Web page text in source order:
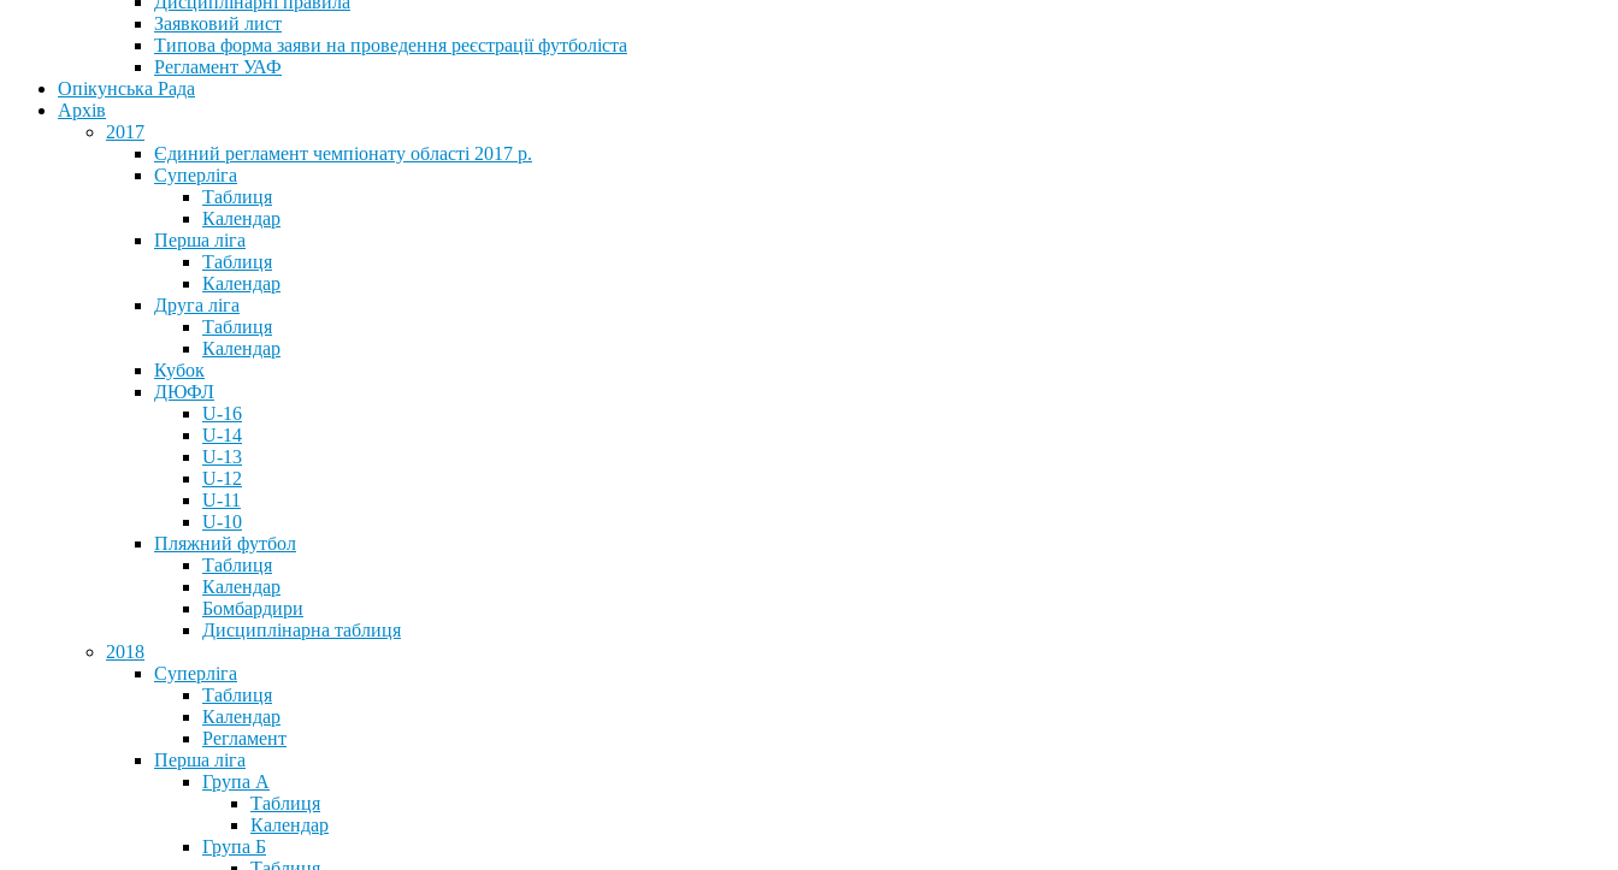
Заявковий лист
Типова форма заяви на проведення реєстрації футболіста
Регламент УАФ
Опікунська Рада
Архів
2017
Єдиний регламент чемпіонату області 2017 р.
Суперліга
Таблиця
Календар
Перша ліга
Таблиця
Календар
Друга ліга
Таблиця
Календар
Кубок
ДЮФЛ
U-16
U-14
U-13
U-12
U-11
U-10
Пляжний футбол
Таблиця
Календар
Бомбардири
Дисциплінарна таблиця
2018
Суперліга
Таблиця
Календар
Регламент
Перша ліга
Група А
Таблиця
Календар
Група Б